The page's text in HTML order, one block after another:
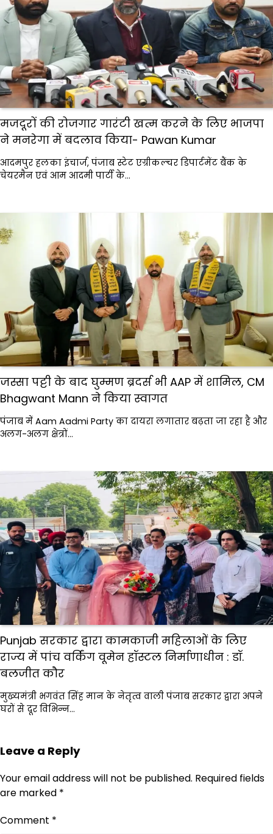
मजदूरों की रोजगार गारंटी खत्म करने के लिए भाजपा
ने मनरेगा में बदलाव किया- Pawan Kumar
आदमपुर हलका इंचार्ज, पंजाब स्टेट एग्रीकल्चर डिपार्टमेंट बैंक के
चेयरमैन एवं आम आदमी पार्टी के…
जस्सा पट्टी के बाद घुम्मण ब्रदर्स भी AAP में शामिल, CM
Bhagwant Mann ने किया स्वागत
पंजाब में Aam Aadmi Party का दायरा लगातार बढ़ता जा रहा है और
अलग-अलग क्षेत्रों…
Punjab सरकार द्वारा कामकाजी महिलाओं के लिए
राज्य में पांच वर्किंग वूमेन हॉस्टल निर्माणाधीन : डॉ.
बलजीत कौर
मुख्यमंत्री भगवंत सिंह मान के नेतृत्व वाली पंजाब सरकार द्वारा अपने
घरों से दूर विभिन्न…
Leave a Reply
Your email address will not be published. Required fields
are marked *
Comment *